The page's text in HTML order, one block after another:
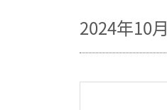
2024年10月